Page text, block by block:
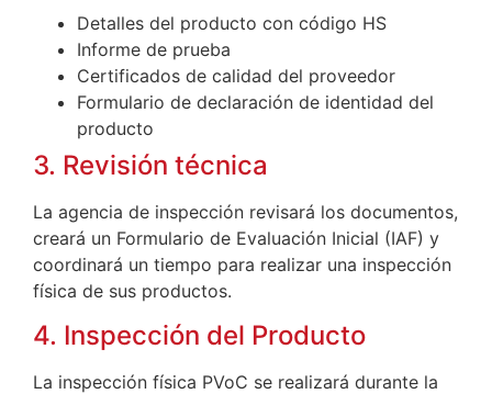
Detalles del producto con código HS
Informe de prueba
Certificados de calidad del proveedor
Formulario de declaración de identidad del
producto
3. Revisión técnica
La agencia de inspección revisará los documentos,
creará un Formulario de Evaluación Inicial (IAF) y
coordinará un tiempo para realizar una inspección
física de sus productos.
4. Inspección del Producto
La inspección física PVoC se realizará durante la